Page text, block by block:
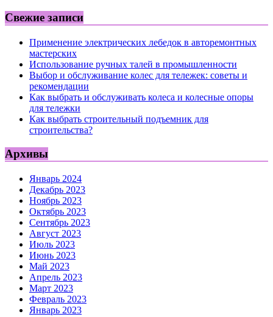
Свежие записи
Применение электрических лебедок в авторемонтных
мастерских
Использование ручных талей в промышленности
Выбор и обслуживание колес для тележек: советы и
рекомендации
Как выбрать и обслуживать колеса и колесные опоры
для тележки
Как выбрать строительный подъемник для
строительства?
Архивы
Январь 2024
Декабрь 2023
Ноябрь 2023
Октябрь 2023
Сентябрь 2023
Август 2023
Июль 2023
Июнь 2023
Май 2023
Апрель 2023
Март 2023
Февраль 2023
Январь 2023